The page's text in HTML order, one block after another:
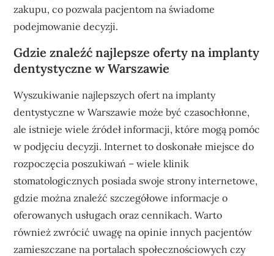
zakupu, co pozwala pacjentom na świadome
podejmowanie decyzji.
Gdzie znaleźć najlepsze oferty na implanty
dentystyczne w Warszawie
Wyszukiwanie najlepszych ofert na implanty
dentystyczne w Warszawie może być czasochłonne,
ale istnieje wiele źródeł informacji, które mogą pomóc
w podjęciu decyzji. Internet to doskonałe miejsce do
rozpoczęcia poszukiwań – wiele klinik
stomatologicznych posiada swoje strony internetowe,
gdzie można znaleźć szczegółowe informacje o
oferowanych usługach oraz cennikach. Warto
również zwrócić uwagę na opinie innych pacjentów
zamieszczane na portalach społecznościowych czy